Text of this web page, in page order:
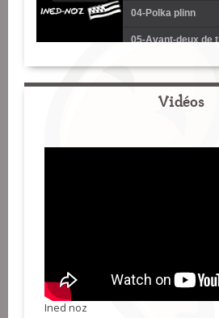
04-Polka plinn
05-Avant-deux de
06-Kas a barh
07-Gavotte
09-Jeunes
Vidéos
Ined noz